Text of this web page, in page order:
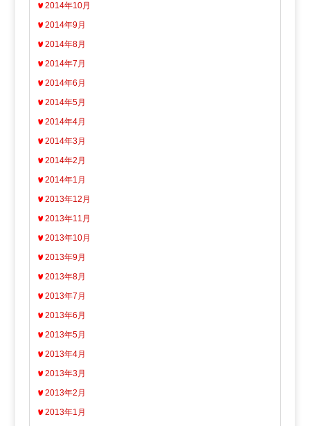
2014年10月
2014年9月
2014年8月
2014年7月
2014年6月
2014年5月
2014年4月
2014年3月
2014年2月
2014年1月
2013年12月
2013年11月
2013年10月
2013年9月
2013年8月
2013年7月
2013年6月
2013年5月
2013年4月
2013年3月
2013年2月
2013年1月